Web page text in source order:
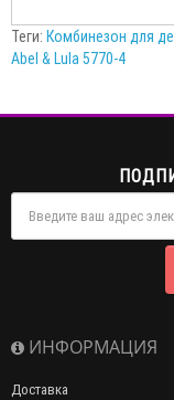
Теги: Комбинезон для
Abel & Lula 5770-4
ИНФОРМАЦИЯ
Доставка